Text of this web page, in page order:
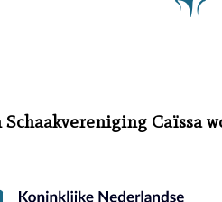
Schaakvereniging Caïssa